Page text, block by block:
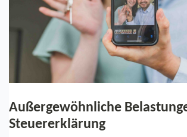
Außergewöhnliche
Steuererklärung